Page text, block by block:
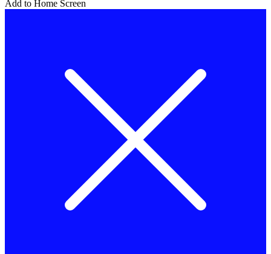
Add to Home Screen